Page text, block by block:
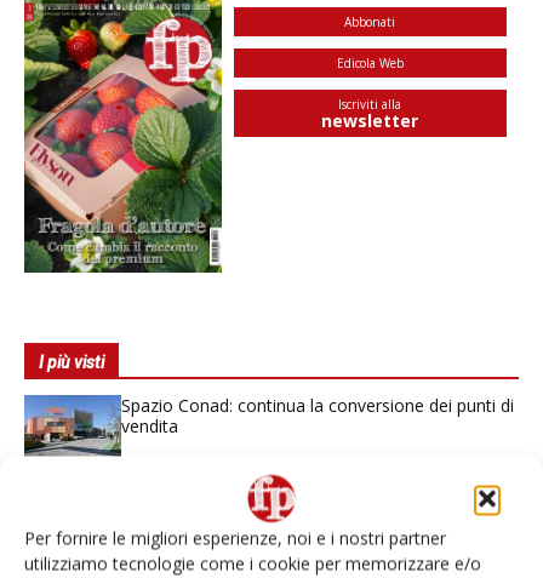
Per fornire le migliori esperienze, noi e i nostri partner
utilizziamo tecnologie come i cookie per memorizzare e/o
Abbonati
Edicola Web
Iscriviti alla
newsletter
I più visti
Spazio Conad: continua la conversione dei punti di
vendita
Non è una susina: è Metis… e può rivoluzionare la